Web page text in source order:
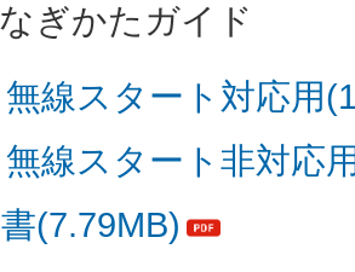
ぎかたガイド
線スタート対応用
線スタート非対応
(7.79MB)